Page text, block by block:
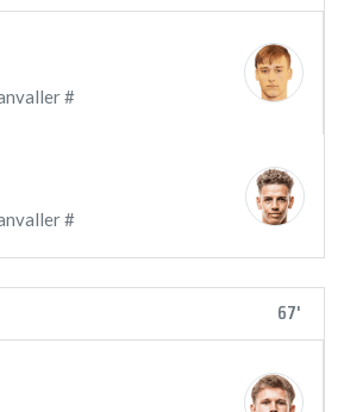
#
#
67'